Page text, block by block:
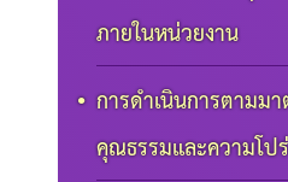
ภายในหน่วยงาน
การดำเนินการตามม
คุณธรรมและความโป